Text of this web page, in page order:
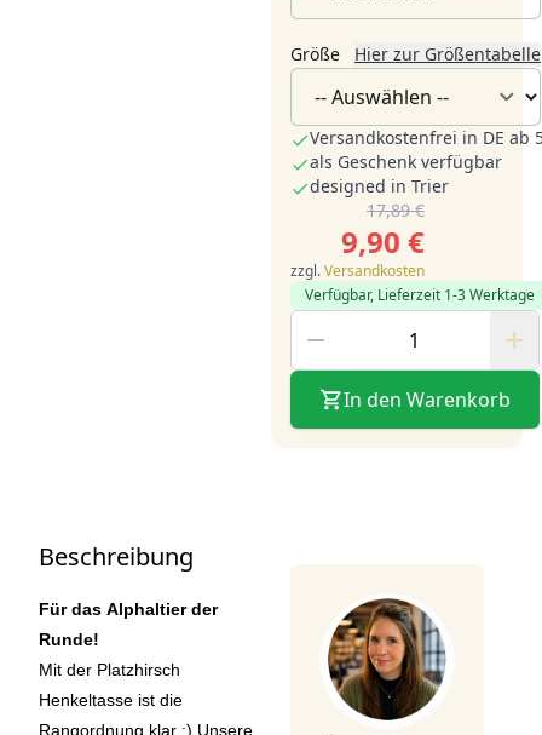
Größe Hier zur Größentabelle
Versandkostenfrei in DE ab
als Geschenk verfügbar
designed in Trier
17,89 €
9,90 €
zzgl.Versandkosten
Verfügbar, Lieferzeit 1-3 Werktage
In den Warenkorb
Beschreibung
Für das Alphaltier der
Runde!
Mit der Platzhirsch
Henkeltasse ist die
Rangordnung klar ;) Unsere